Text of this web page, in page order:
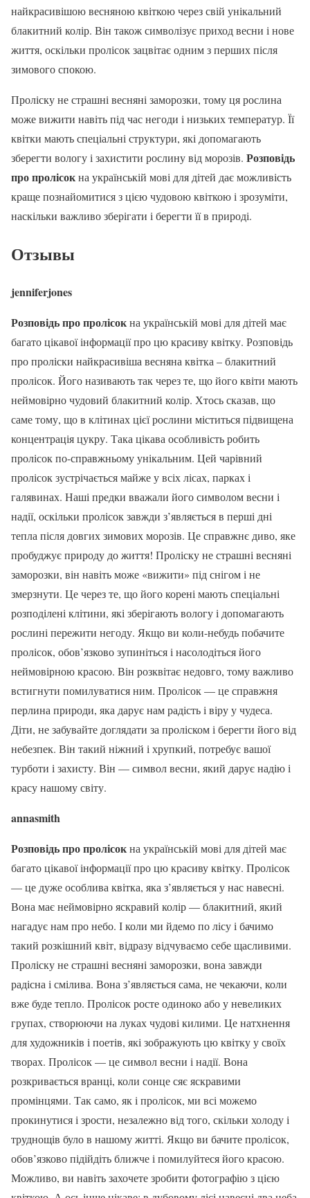
найкрасивішою весняною квіткою через свій унікальний
блакитний колір. Він також символізує приход весни і нове
життя, оскільки пролісок зацвітає одним з перших після
зимового спокою.
Проліску не страшні весняні заморозки, тому ця рослина
може вижити навіть під час негоди і низьких температур. Її
квітки мають спеціальні структури, які допомагають
зберегти вологу і захистити рослину від морозів. Розповідь
про пролісокна українській мові для дітей дає можливість
краще познайомитися з цією чудовою квіткою і зрозуміти,
наскільки важливо зберігати і берегти її в природі.
Отзывы
jenniferjones
Розповідь про пролісокна українській мові для дітей має
багато цікавої інформації про цю красиву квітку. Розповідь
про проліски найкрасивіша весняна квітка – блакитний
пролісок. Його називають так через те, що його квіти мають
неймовірно чудовий блакитний колір. Хтось сказав, що
саме тому, що в клітинах цієї рослини міститься підвищена
концентрація цукру. Така цікава особливість робить
пролісок по-справжньому унікальним. Цей чарівний
пролісок зустрічається майже у всіх лісах, парках і
галявинах. Наші предки вважали його символом весни і
надії, оскільки пролісок завжди з’являється в перші дні
тепла після довгих зимових морозів. Це справжнє диво, яке
пробуджує природу до життя! Проліску не страшні весняні
заморозки, він навіть може «вижити» під снігом і не
змерзнути. Це через те, що його корені мають спеціальні
розподілені клітини, які зберігають вологу і допомагають
рослині пережити негоду. Якщо ви коли-небудь побачите
пролісок, обов’язково зупиніться і насолодіться його
неймовірною красою. Він розквітає недовго, тому важливо
встигнути помилуватися ним. Пролісок — це справжня
перлина природи, яка дарує нам радість і віру у чудеса.
Діти, не забувайте доглядати за проліском і берегти його від
небезпек. Він такий ніжний і хрупкий, потребує вашої
турботи і захисту. Він — символ весни, який дарує надію і
красу нашому світу.
annasmith
Розповідь про пролісокна українській мові для дітей має
багато цікавої інформації про цю красиву квітку. Пролісок
— це дуже особлива квітка, яка з’являється у нас навесні.
Вона має неймовірно яскравий колір — блакитний, який
нагадує нам про небо. І коли ми йдемо по лісу і бачимо
такий розкішний квіт, відразу відчуваємо себе щасливими.
Проліску не страшні весняні заморозки, вона завжди
радісна і смілива. Вона з’являється сама, не чекаючи, коли
вже буде тепло. Пролісок росте одиноко або у невеликих
групах, створюючи на луках чудові килими. Це натхнення
для художників і поетів, які зображують цю квітку у своїх
творах. Пролісок — це символ весни і надії. Вона
розкривається вранці, коли сонце сяє яскравими
промінцями. Так само, як і пролісок, ми всі можемо
прокинутися і зрости, незалежно від того, скільки холоду і
труднощів було в нашому житті. Якщо ви бачите пролісок,
обов’язково підійдіть ближче і помилуйтеся його красою.
Можливо, ви навіть захочете зробити фотографію з цією